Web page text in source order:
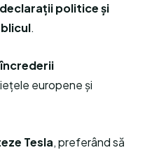
declarații politice și
.
europene și
Tesla, preferând să